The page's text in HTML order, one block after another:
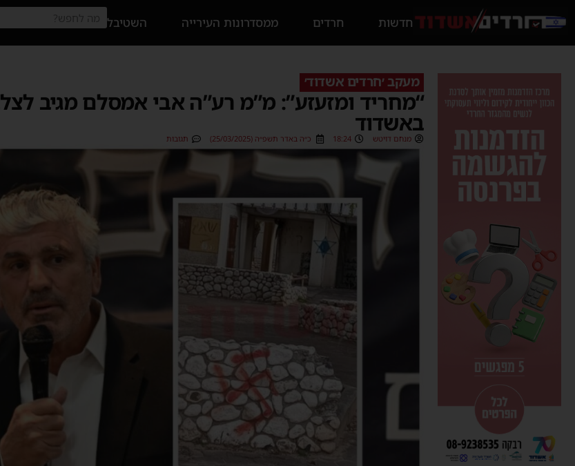
חדשות חרדים ממסדרונות העירייה השטיבל
מעקב ׳חרדים אשדוד׳
“מחריד ומזעזע”: מ”מ רע”ה אבי אמסלם מגיב
באשדוד
מנחם דויטש 18:24 כ״ה באדר תשפ״ה (25/03/2025) תגובות